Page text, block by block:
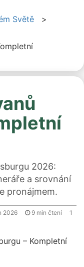
Světě
>
2026:
a srovnání
pronájmem.
2026 9 min čtení
1